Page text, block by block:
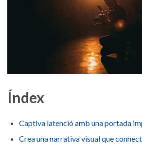
Índex
Captiva​ latenció amb una‌ portada⁤
Crea una narrativa visual que